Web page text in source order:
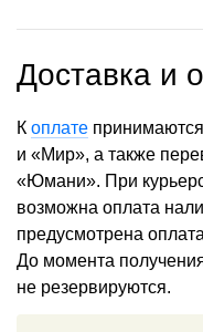
Доставка и
К оплате
и «Мир», а также
«Юмани». При
возможна оплата
предусмотрена
До момента
не резервируются.